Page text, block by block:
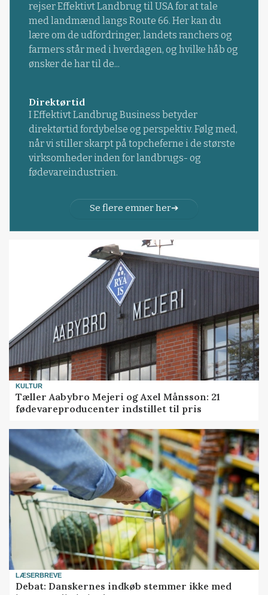
rejser Effektivt Landbrug til USA for at tale
med landmænd langs Route 66. Her kan du
lære om de udfordringer, landets ranchers og
farmers står med i hverdagen, og hvilke håb og
ønsker de har til de...
Direktørtid
I Effektivt Landbrug Business betyder
direktørtid fordybelse og perspektiv. Følg med,
når vi stiller skarpt på topcheferne i de største
virksomheder inden for landbrugs- og
fødevareindustrien.
Se flere emner her
KULTUR
Tæller Aabybro Mejeri og Axel Månsson: 21
fødevareproducenter indstillet til pris
LÆSERBREVE
Debat: Danskernes indkøb stemmer ikke med